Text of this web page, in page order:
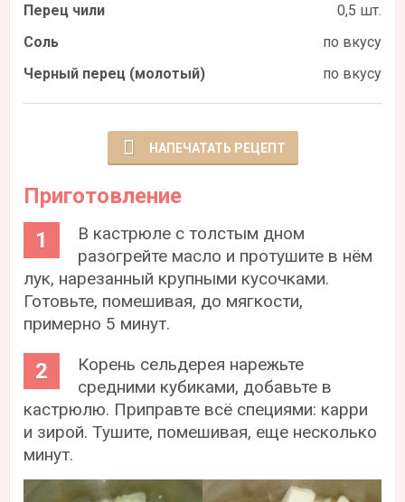
Перец чили
0,5 шт.
Соль
по вкусу
Черный перец (молотый)
по вкусу
НАПЕЧАТАТЬ РЕЦЕПТ
Приготовление
В кастрюле с толстым дном
разогрейте масло и протушите в нём
лук, нарезанный крупными кусочками.
Готовьте, помешивая, до мягкости,
примерно 5 минут.
Корень сельдерея нарежьте
средними кубиками, добавьте в
кастрюлю. Приправте всё специями: карри
и зирой. Тушите, помешивая, еще несколько
минут.